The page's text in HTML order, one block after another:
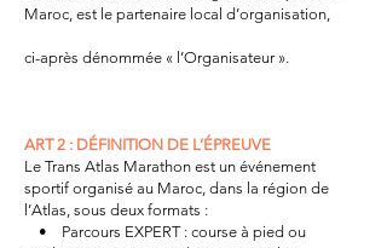
Maroc, est le partenaire local d’organisation,
ci-après dénommée « l’Organisateur ».
ART 2 : DÉFINITION DE L’ÉPREUVE
Le Trans Atlas Marathon est un événement
sportif organisé au Maroc, dans la région de
l’Atlas, sous deux formats :
• Parcours EXPERT : course à pied ou